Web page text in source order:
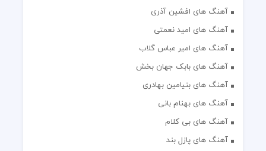
آهنگ های افشین آذری
آهنگ های امید نعمتی
آهنگ های امیر عباس گلاب
آهنگ های بابک جهان بخش
آهنگ های بنیامین بهادری
آهنگ های بهنام بانی
آهنگ های بی کلام
آهنگ های پازل بند